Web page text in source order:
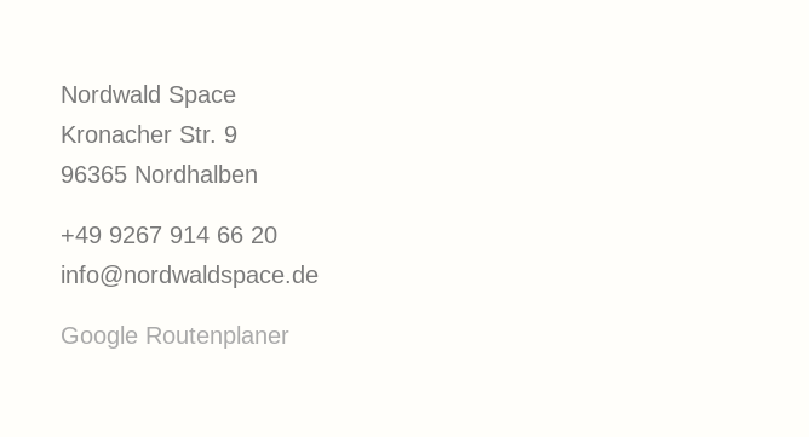
Nordwald Space
Kronacher Str. 9
96365 Nordhalben
+49 9267 914 66 20
info@nordwaldspace.de
Google Routenplaner